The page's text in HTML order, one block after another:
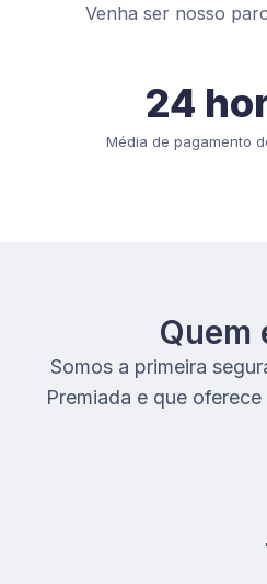
Venha ser nosso
24
Média de pagamento
Quem
Somos a primeira
Premiada e que